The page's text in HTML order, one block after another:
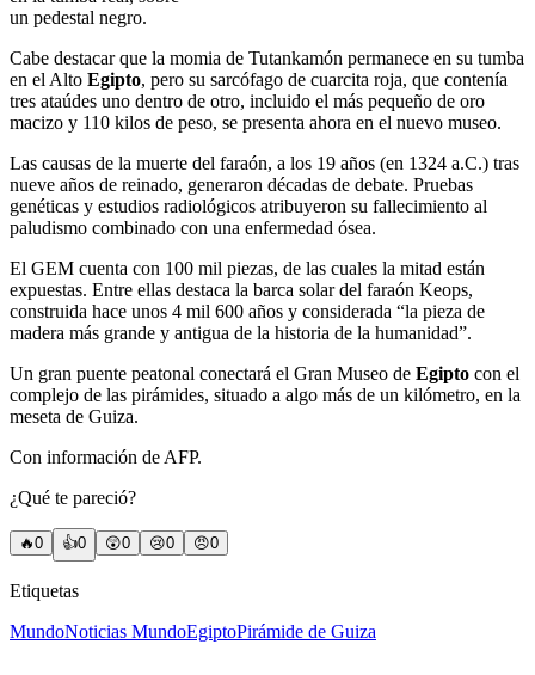
un pedestal negro.
Cabe destacar que la momia de Tutankamón permanece en su tumba
en el Alto Egipto, pero su sarcófago de cuarcita roja, que contenía
tres ataúdes uno dentro de otro, incluido el más pequeño de oro
macizo y 110 kilos de peso, se presenta ahora en el nuevo museo.
Las causas de la muerte del faraón, a los 19 años (en 1324 a.C.) tras
nueve años de reinado, generaron décadas de debate. Pruebas
genéticas y estudios radiológicos atribuyeron su fallecimiento al
paludismo combinado con una enfermedad ósea.
El GEM cuenta con 100 mil piezas, de las cuales la mitad están
expuestas. Entre ellas destaca la barca solar del faraón Keops,
construida hace unos 4 mil 600 años y considerada “la pieza de
madera más grande y antigua de la historia de la humanidad”.
Un gran puente peatonal conectará el Gran Museo de Egipto con el
complejo de las pirámides, situado a algo más de un kilómetro, en la
meseta de Guiza.
Con información de AFP.
¿Qué te pareció?
🔥0 👍0 😲0 😢0 😠0
Etiquetas
MundoNoticias MundoEgiptoPirámide de Guiza